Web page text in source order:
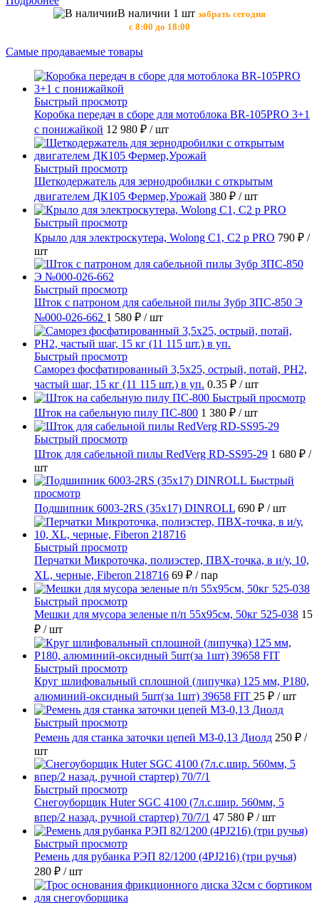
В наличии 1 шт забрать сегодня
с 8:00 до 18:00
Самые продаваемые товары
Быстрый просмотр
Коробка передач в сборе для мотоблока BR-105PRO 3+1
с понижайкой 12 980 ₽ / шт
Быстрый просмотр
Щеткодержатель для зернодробилки с открытым
двигателем ДК105 Фермер,Урожай 380 ₽ / шт
Быстрый просмотр
Крыло для электроскутера, Wolong С1, С2 p PRO 790 ₽ /
шт
Быстрый просмотр
Шток с патроном для сабельной пилы Зубр ЗПС-850 Э
№000-026-662 1 580 ₽ / шт
Быстрый просмотр
Саморез фосфатированный 3,5х25, острый, потай, РН2,
частый шаг, 15 кг (11 115 шт.) в уп. 0.35 ₽ / шт
Быстрый просмотр
Шток на сабельную пилу ПС-800 1 380 ₽ / шт
Быстрый просмотр
Шток для сабельной пилы RedVerg RD-SS95-29 1 680 ₽ /
шт
Быстрый
просмотр
Подшипник 6003-2RS (35х17) DINROLL 690 ₽ / шт
Быстрый просмотр
Перчатки Микроточка, полиэстер, ПВХ-точка, в и/у, 10,
ХL, черные, Fiberon 218716 69 ₽ / пар
Быстрый просмотр
Мешки для мусора зеленые п/п 55х95см, 50кг 525-038 15
₽ / шт
Быстрый просмотр
Круг шлифовальный сплошной (липучка) 125 мм, Р180,
алюминий-оксидный 5шт(за 1шт) 39658 FIT 25 ₽ / шт
Быстрый просмотр
Ремень для станка заточки цепей МЗ-0,13 Диолд 250 ₽ /
шт
Быстрый просмотр
Снегоуборщик Huter SGC 4100 (7л.с.шир. 560мм, 5
впер/2 назад, ручной стартер) 70/7/1 47 580 ₽ / шт
Быстрый просмотр
Ремень для рубанка РЭП 82/1200 (4PJ216) (три ручья)
280 ₽ / шт